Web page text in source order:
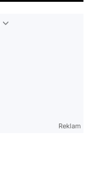
Reklam